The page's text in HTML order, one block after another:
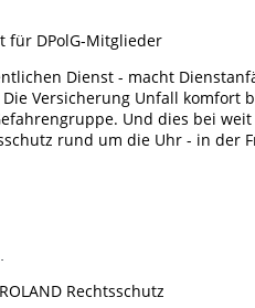
für DPolG-Mitglieder
Dienst - macht
Versicherung Unfall komfort
Und dies bei
rund um die Uhr - in der
Rechtsschutz